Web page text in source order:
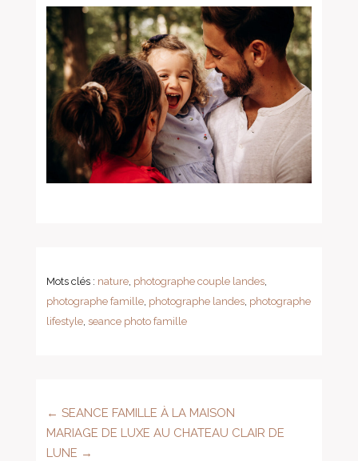
Mots clés : nature photographe couple landes
photographe famille photographe landes photographe
lifestyle seance photo famille
←SEANCE FAMILLE À LA MAISON
MARIAGE DE LUXE AU CHATEAU CLAIR DE
LUNE →